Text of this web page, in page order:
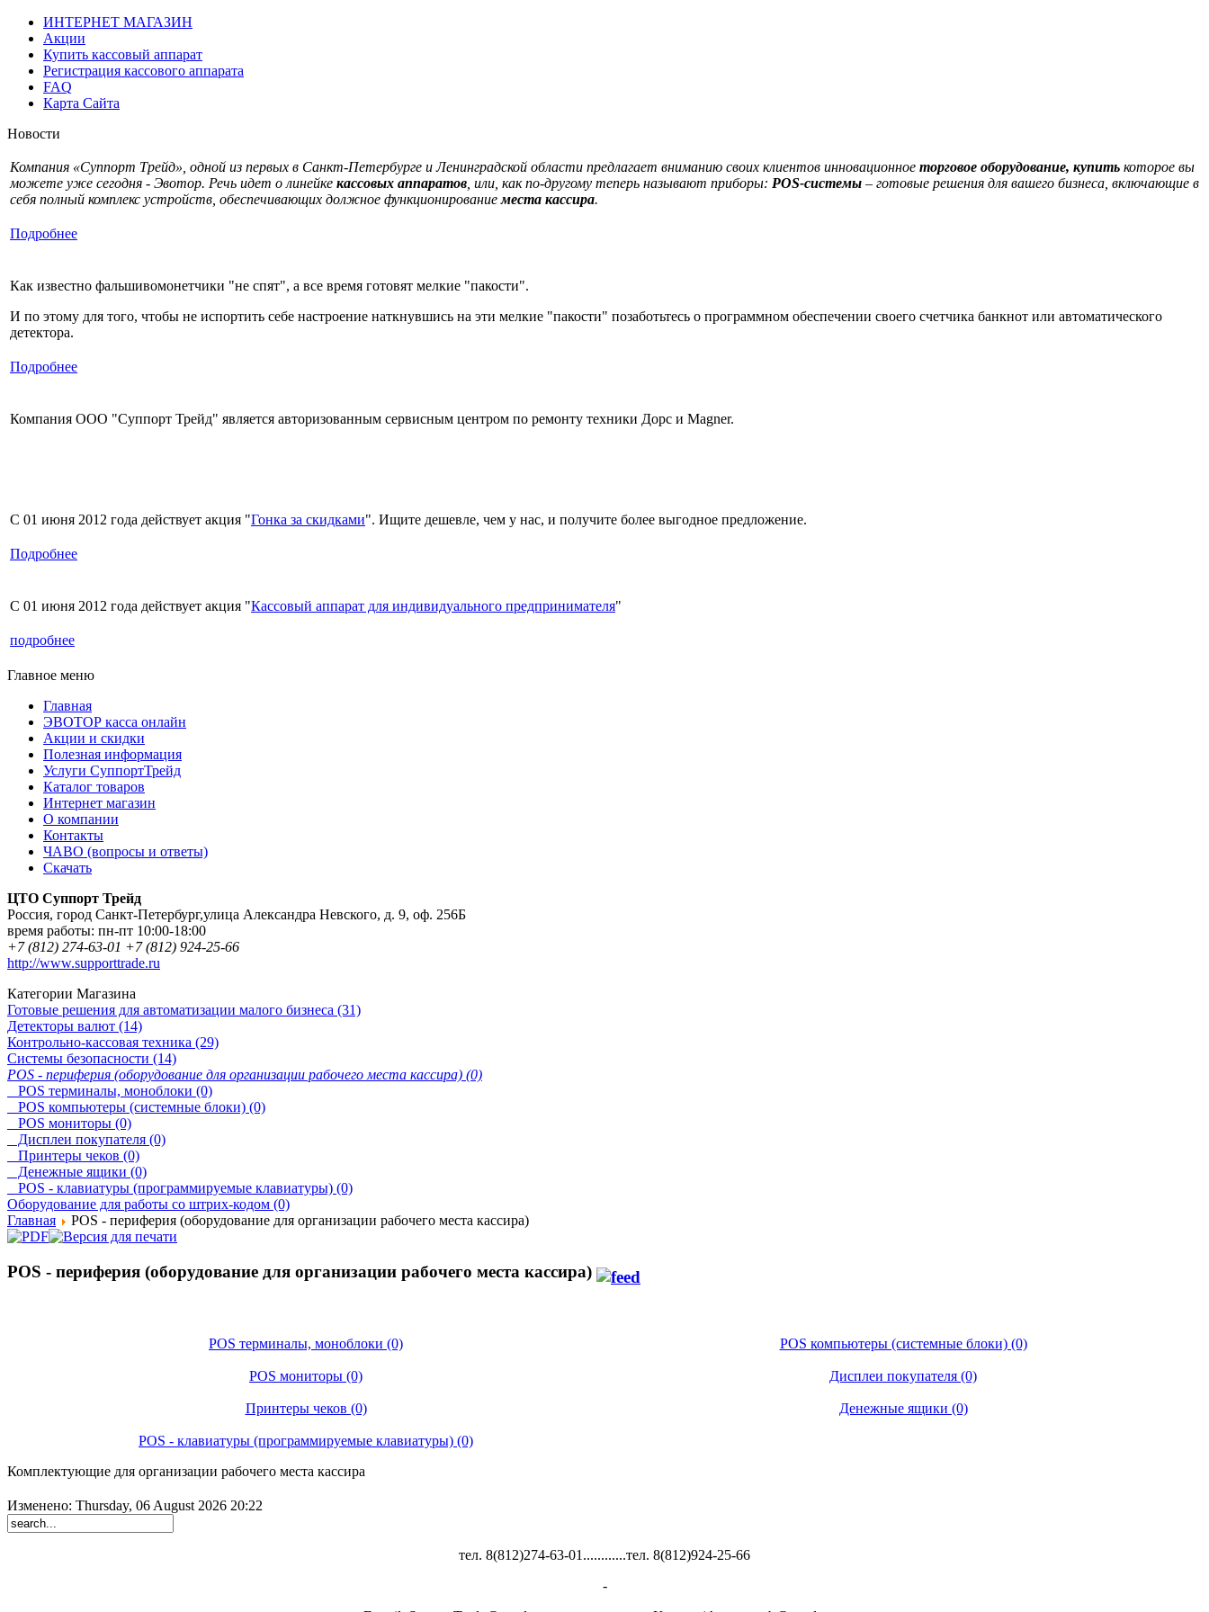
ИНТЕРНЕТ МАГАЗИН
Акции
Купить кассовый аппарат
Регистрация кассового аппарата
FAQ
Карта Сайта
Новости
Компания «Суппорт Трейд», одной из первых в Санкт-Петербурге и Ленинградской области предлагает вниманию своих клиентов инновационное торговое оборудование, купить которое вы
можете уже сегодня - Эвотор. Речь идет о линейке кассовых аппаратов , или, как по-другому теперь называют приборы: POS-системы – готовые решения для вашего бизнеса, включающие в
себя полный комплекс устройств, обеспечивающих должное функционированиеместа кассира.
Подробнее
Как известно фальшивомонетчики "не спят", а все время готовят мелкие "пакости".
И по этому для того, чтобы не испортить себе настроение наткнувшись на эти мелкие "пакости" позаботьтесь о программном обеспечении своего счетчика банкнот или автоматического
детектора.
Подробнее
Компания ООО "Суппорт Трейд" является авторизованным сервисным центром по ремонту техники Дорс и Magner.
С 01 июня 2012 года действует акция "Гонка за скидками". Ищите дешевле, чем у нас, и получите более выгодное предложение.
Подробнее
С 01 июня 2012 года действует акция "Кассовый аппарат для индивидуального предпринимателя"
подробнее
Главное меню
Главная
ЭВОТОР касса онлайн
Акции и скидки
Полезная информация
Услуги СуппортТрейд
Каталог товаров
Интернет магазин
О компании
Контакты
ЧАВО (вопросы и ответы)
Скачать
ЦТО Суппорт Трейд
Россия, город Санкт-Петербург,улица Александра Невского, д. 9, оф. 256Б
время работы: пн-пт 10:00-18:00
+7 (812) 274-63-01 +7 (812) 924-25-66
http://www.supporttrade.ru
Категории Магазина
Готовые решения для автоматизации малого бизнеса (31)
Детекторы валют (14)
Контрольно-кассовая техника (29)
Системы безопасности (14)
POS - периферия (оборудование для организации рабочего места кассира) (0)
POS терминалы, моноблоки (0)
POS компьютеры (системные блоки) (0)
POS мониторы (0)
Дисплеи покупателя (0)
Принтеры чеков (0)
Денежные ящики (0)
POS - клавиатуры (программируемые клавиатуры) (0)
Оборудование для работы со штрих-кодом (0)
Главная
POS - периферия (оборудование для организации рабочего места кассира)
POS - периферия (оборудование для организации рабочего места кассира)
POS терминалы, моноблоки (0) POS компьютеры (системные блоки) (0)
POS мониторы (0) Дисплеи покупателя (0)
Принтеры чеков (0) Денежные ящики (0)
POS - клавиатуры (программируемые клавиатуры) (0)
Комплектующие для организации рабочего места кассира
Изменено: Thursday, 06 August 2026 20:22
тел. 8(812)274-63-01............тел. 8(812)924-25-66
-